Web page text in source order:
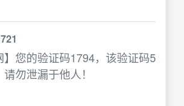
】您的验证码1794，该验证码5
勿泄漏于他人！